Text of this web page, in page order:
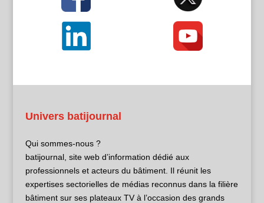
Univers batijournal
Qui sommes-nous ?
batijournal, site web d’information dédié aux
professionnels et acteurs du bâtiment. Il réunit les
expertises sectorielles de médias reconnus dans la filière
bâtiment sur ses plateaux TV à l’occasion des grands